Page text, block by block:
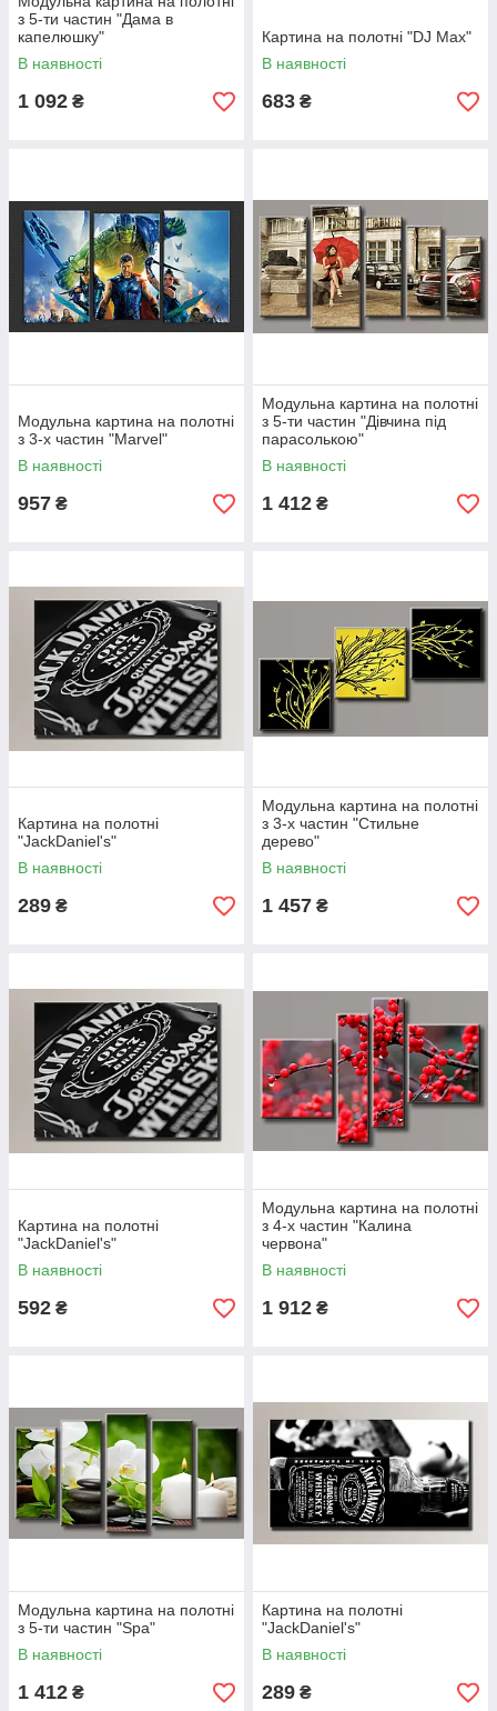
з 5-ти частин "Дама в
капелюшку"
В наявності
1 092 ₴
Картина на полотні "DJ Max"
В наявності
683 ₴
Модульна картина на полотні
з 3-х частин "Marvel"
В наявності
957 ₴
Модульна картина на полотні
з 5-ти частин "Дівчина під
парасолькою"
В наявності
1 412 ₴
Картина на полотні
"JackDaniel's"
В наявності
289 ₴
Модульна картина на полотні
з 3-х частин "Стильне
дерево"
В наявності
1 457 ₴
Картина на полотні
"JackDaniel's"
В наявності
592 ₴
Модульна картина на полотні
з 4-х частин "Калина
червона"
В наявності
1 912 ₴
Модульна картина на полотні
з 5-ти частин "Spa"
В наявності
1 412 ₴
Картина на полотні
"JackDaniel's"
В наявності
289 ₴